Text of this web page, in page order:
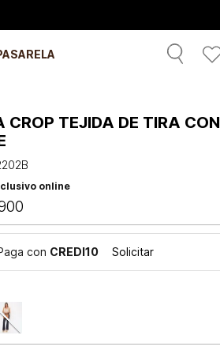
CROP TEJIDA DE TIRA CON
online
con CREDI10 Solicitar